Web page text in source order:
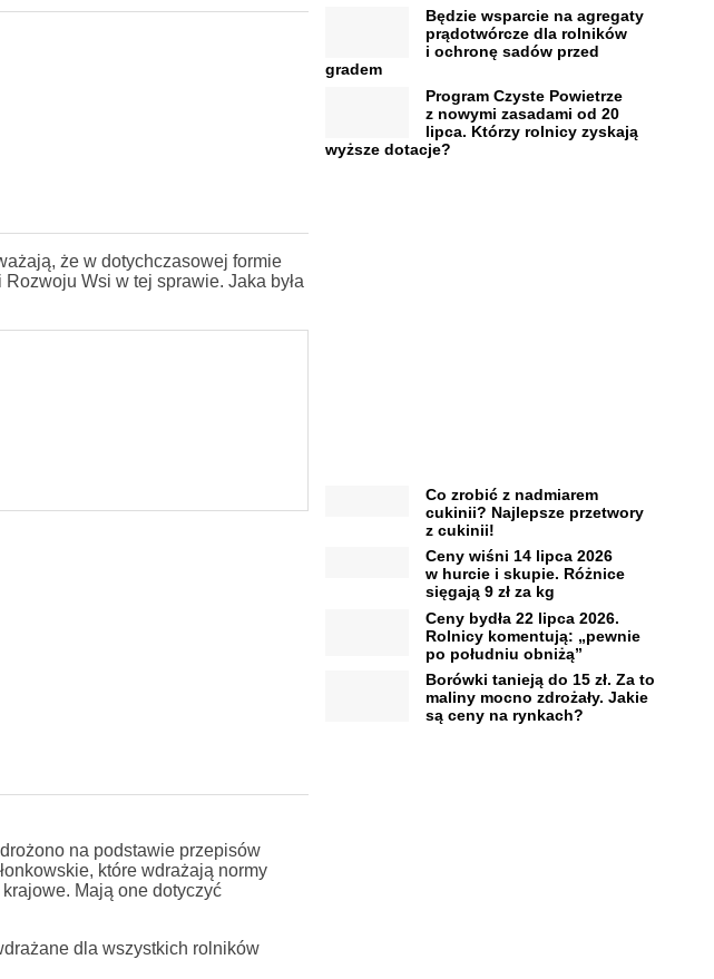
że w dotychczasowej formie
Wsi w tej sprawie. Jaka była
na podstawie przepisów
które wdrażają normy
Mają one dotyczyć
dla wszystkich rolników
Będzie wsparcie na agregaty
prądotwórcze dla rolników
i ochronę sadów przed
gradem
Program Czyste Powietrze
z nowymi zasadami od 20
lipca. Którzy rolnicy zyskają
wyższe dotacje?
Co zrobić z nadmiarem
cukinii? Najlepsze przetwory
z cukinii!
Ceny wiśni 14 lipca 2026
w hurcie i skupie. Różnice
sięgają 9 zł za kg
Ceny bydła 22 lipca 2026.
Rolnicy komentują: „pewnie
po południu obniżą”
Borówki tanieją do 15 zł. Za to
maliny mocno zdrożały. Jakie
są ceny na rynkach?